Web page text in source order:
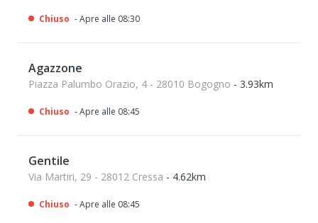
Chiuso - Apre alle 08:30
Agazzone
Piazza Palumbo Orazio, 4 - 28010 Bogogno - 3.93km
Chiuso - Apre alle 08:45
Gentile
Via Martiri, 29 - 28012 Cressa - 4.62km
Chiuso - Apre alle 08:45